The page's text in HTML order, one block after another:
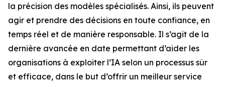
la précision des modèles spécialisés. Ainsi, ils peuvent
agir et prendre des décisions en toute confiance, en
temps réel et de manière responsable. Il s’agit de la
dernière avancée en date permettant d’aider les
organisations à exploiter l’IA selon un processus sûr
et efficace, dans le but d’offrir un meilleur service